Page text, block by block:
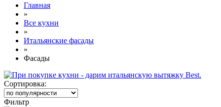
Главная
»
Все кухни
»
Итальянские фасады
»
Фасады
Сортировка:
Фильтр